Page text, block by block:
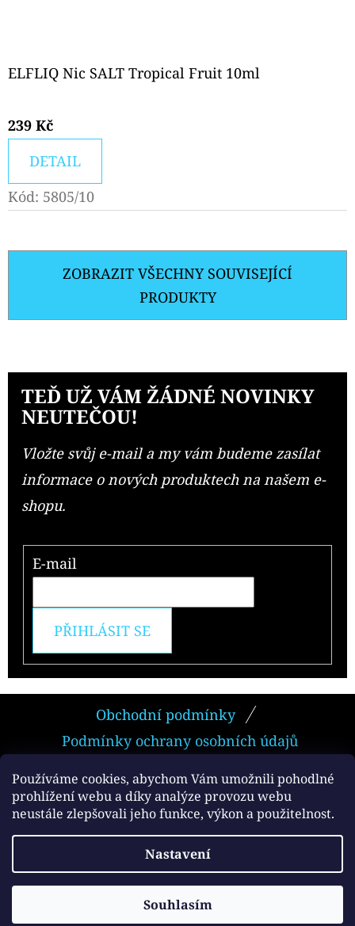
Používáme cookies, abychom Vám umožnili pohodlné
prohlížení webu a díky analýze provozu webu
neustále zlepšovali jeho funkce, výkon a použitelnost.
Nastavení
Souhlasím
ELFLIQ Nic SALT Tropical Fruit 10ml
239 Kč
DETAIL
Kód: 5805/10
ZOBRAZIT VŠECHNY SOUVISEJÍCÍ
PRODUKTY
TEĎ UŽ VÁM ŽÁDNÉ NOVINKY
NEUTEČOU!
Vložte svůj e-mail a my vám budeme zasílat
informace o nových produktech na našem e-
shopu.
E-mail
PŘIHLÁSIT SE
P
A
T
Obchodní podmínky
Podmínky ochrany osobních údajů
Facebook
Vytvořil Shoptet
e-smokers.cz
vyhrazena.